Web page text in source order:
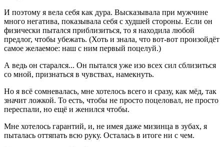
И поэтому я вела себя как дура. Высказывала при мужчине
много негатива, показывала себя с худшей стороны. Если он
физически пытался приблизиться, то я находила любой
предлог, чтобы убежать. (Хоть и знала, что вот-вот произойдёт
самое желаемое: наш с ним первый поцелуй.)
А ведь он старался... Он пытался уже изо всех сил сблизиться
со мной, признаться в чувствах, намекнуть.
Но я всё сомневалась, мне хотелось всего и сразу, как мёд, так
значит ложкой. То есть, чтобы не просто поцеловал, не просто
переспали, но ещё и женился чтобы.
Мне хотелось гарантий, и, не имея даже мизинца в зубах, я
пыталась оттяпать всю руку. Осталась в итоге ни с чем.